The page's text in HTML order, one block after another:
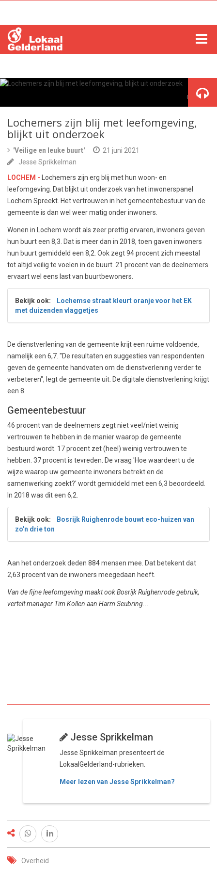
COLUMNS
RADIO
ZOEKEN
© Envato
Lochemers zijn blij met leefomgeving,
blijkt uit onderzoek
'Veilige en leuke buurt'
21 juni 2021
Jesse Sprikkelman
LOCHEM - Lochemers zijn erg blij met hun woon- en
leefomgeving. Dat blijkt uit onderzoek van het inwonerspanel
Lochem Spreekt. Het vertrouwen in het gemeentebestuur van de
gemeente is dan wel weer matig onder inwoners.
Wonen in Lochem wordt als zeer prettig ervaren, inwoners geven
hun buurt een 8,3. Dat is meer dan in 2018, toen gaven inwoners
hun buurt gemiddeld een 8,2. Ook zegt 94 procent zich meestal
tot altijd veilig te voelen in de buurt. 21 procent van de deelnemers
ervaart wel eens last van buurtbewoners.
Bekijk ook:
Lochemse straat kleurt oranje voor het EK
met duizenden vlaggetjes
De dienstverlening van de gemeente krijt een ruime voldoende,
namelijk een 6,7. "De resultaten en suggesties van respondenten
geven de gemeente handvaten om de dienstverlening verder te
verbeteren", legt de gemeente uit. De digitale dienstverlening krijgt
een 8.
Gemeentebestuur
46 procent van de deelnemers zegt niet veel/niet weinig
vertrouwen te hebben in de manier waarop de gemeente
bestuurd wordt. 17 procent zet (heel) weinig vertrouwen te
hebben. 37 procent is tevreden. De vraag 'Hoe waardeert u de
wijze waarop uw gemeente inwoners betrekt en de
samenwerking zoekt?' wordt gemiddeld met een 6,3 beoordeeld.
In 2018 was dit een 6,2.
Bekijk ook:
Bosrijk Ruighenrode bouwt eco-huizen van
zo'n drie ton
Aan het onderzoek deden 884 mensen mee. Dat betekent dat
2,63 procent van de inwoners meegedaan heeft.
Van de fijne leefomgeving maakt ook Bosrijk Ruighenrode gebruik,
vertelt manager Tim Kollen aan Harm Seubring...
Jesse Sprikkelman
Jesse Sprikkelman presenteert de
LokaalGelderland-rubrieken.
Meer lezen van Jesse Sprikkelman?
Overheid